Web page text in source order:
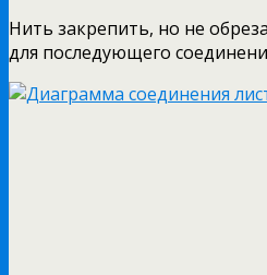
Нить закрепить, но не
для последующего